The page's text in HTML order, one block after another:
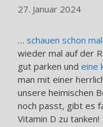
27. Januar 2024
… schauen schon
wieder mal auf der
gut parken und eine
man mit einer
unsere heimischen
noch passt, gibt es
Vitamin D zu tanken!